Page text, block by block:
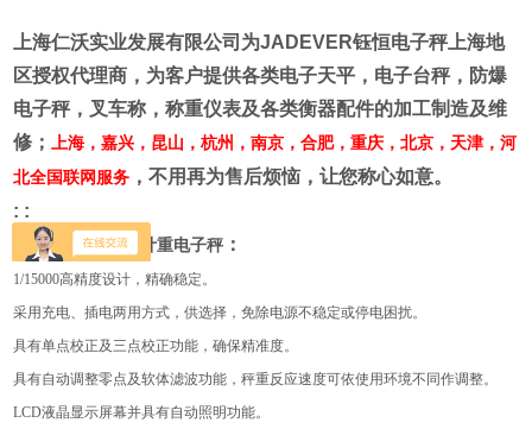
上海仁沃实业发展有限公司为JADEVER钰恒电子秤上海地
区授权代理商 ，为客户提供各类电子天平，电子台秤，防爆
电子秤，叉车称，称重仪表及各类衡器配件的加工制造及维
修； 上海，嘉兴，昆山，杭州，南京，合肥，重庆，北京，天津，河
北全国联网服务 ，不用再为售后烦恼，让您称心如意。
: :
钰恒JTS-LW新型计重电子秤 ：
1/15000高精度设计，精确稳定。
采用充电、插电两用方式，供选择，免除电源不稳定或停电困扰。
具有单点校正及三点校正功能，确保精准度。
具有自动调整零点及软体滤波功能，秤重反应速度可依使用环境不同作调整。
LCD液晶显示屏幕并具有自动照明功能。